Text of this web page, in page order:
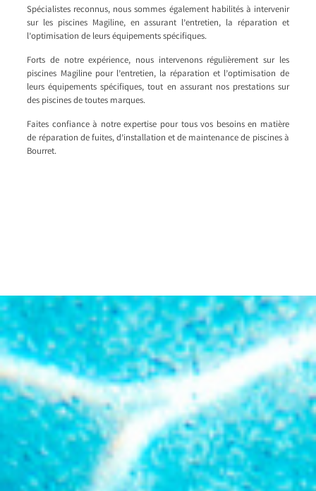
Spécialistes reconnus, nous sommes également habilités à intervenir
sur les piscines Magiline, en assurant l’entretien, la réparation et
l’optimisation de leurs équipements spécifiques.
Forts de notre expérience, nous intervenons régulièrement sur les
piscines Magiline pour l’entretien, la réparation et l’optimisation de
leurs équipements spécifiques, tout en assurant nos prestations sur
des piscines de toutes marques.
Faites confiance à notre expertise pour tous vos besoins en matière
de réparation de fuites, d’installation et de maintenance de piscines à
Bourret.